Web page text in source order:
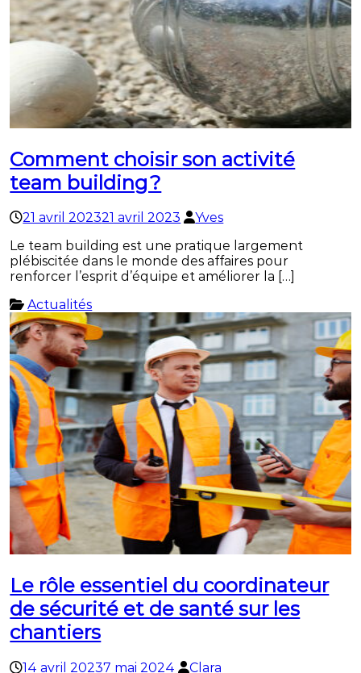
Comment choisir son activité
team building ?
21 avril 202321 avril 2023
Yves
Le team building est une pratique largement
plébiscitée dans le monde des affaires pour
renforcer l’esprit d’équipe et améliorer la […]
Actualités
Le rôle essentiel du coordinateur
de sécurité et de santé sur les
chantiers
14 avril 20237 mai 2024 Clara